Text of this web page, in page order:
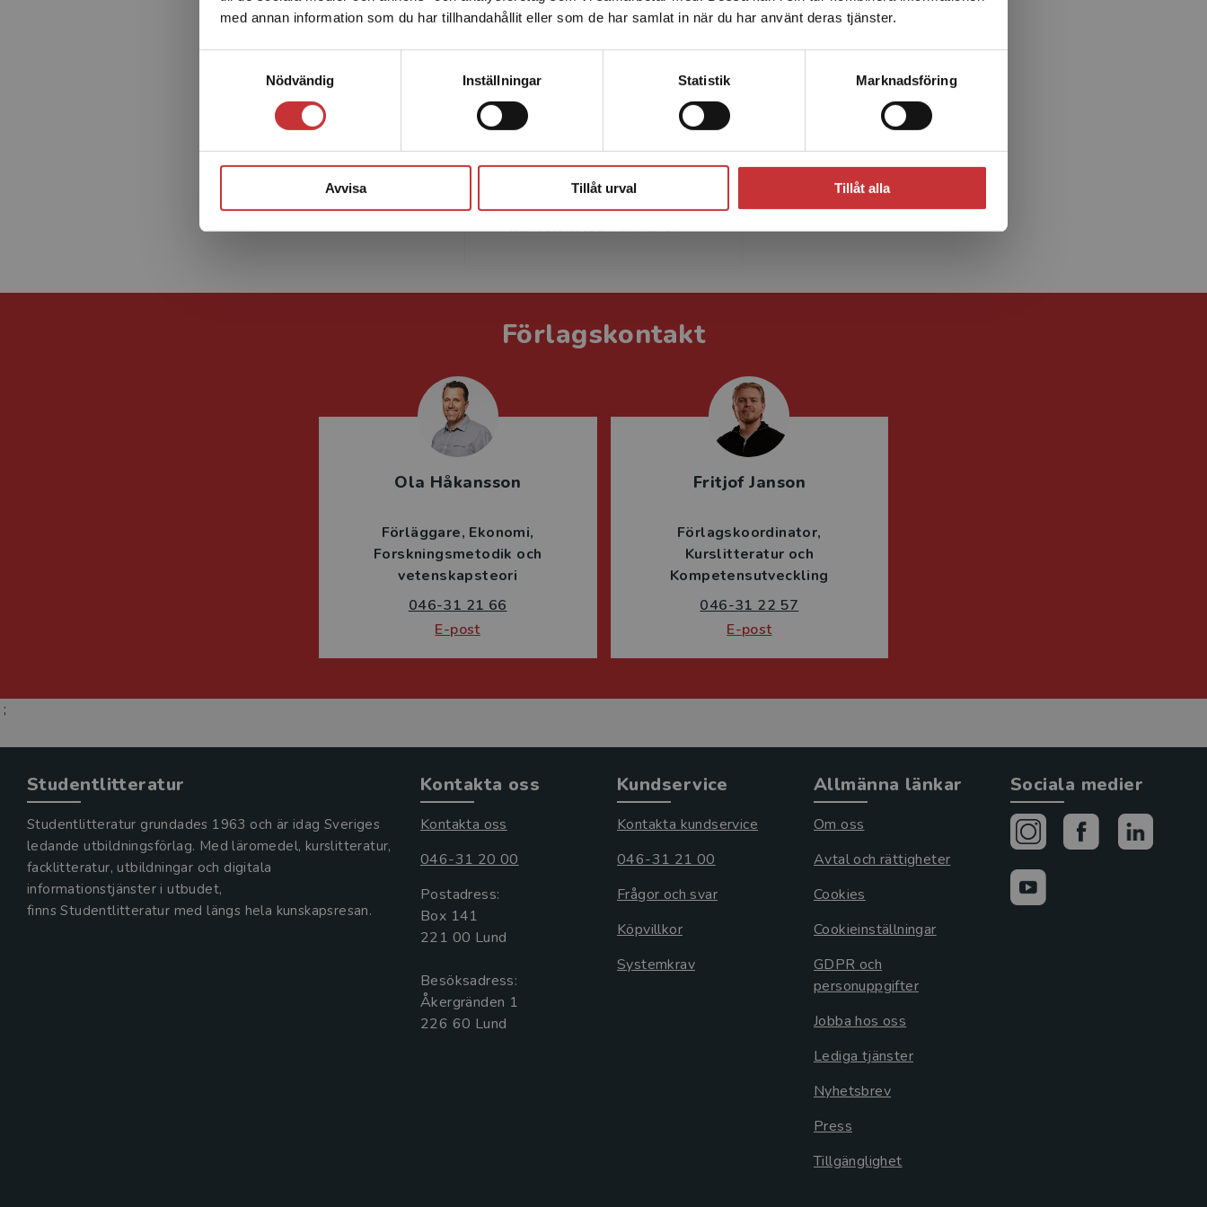
med annan information som du har tillhandahållit eller som de har samlat in när du har använt deras tjänster.
Nödvändig
Inställningar Statistik Marknadsföring
Avvisa Tillåt urval Tillåt alla
leveransadressen vara i Sverige.Läs mer
Anna-Karin Stockenstrand
är docent och verksam som
forskare och lärare på Centrum för
Ekonomiska Relationer (CER) vid
Mittuniversitetet. Hon har t...
Förlagskontakt
Ola Håkansson
Förläggare Ekonomi
Forskningsmetodik och
vetenskapsteori
046-31 21 66
E-post
Fritjof Janson
Förlagskoordinator
Kurslitteratur och
Kompetensutveckling
046-31 22 57
E-post
;
Studentlitteratur
Studentlitteratur grundades 1963 och är idag Sveriges
ledande utbildningsförlag. Med läromedel, kurslitteratur,
facklitteratur, utbildningar och digitala
informationstjänster i utbudet,
finns Studentlitteratur med längs hela kunskapsresan.
Kontakta oss
Kontakta oss
046-31 20 00
Postadress:
Box 141
221 00 Lund
Besöksadress:
Åkergränden 1
Kundservice
Kontakta kundservice
046-31 21 00
Frågor och svar
Köpvillkor
Systemkrav
Allmänna länkar
Om oss
Avtal och rättigheter
Cookies
Cookieinställningar
GDPR och
personuppgifter
Jobba hos oss
Lediga tjänster
Nyhetsbrev
Press
Tillgänglighet
Sociala medier